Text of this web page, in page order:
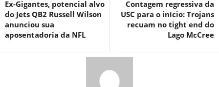
Ex-Gigantes, potencial alvo
do Jets QB2 Russell Wilson
anunciou sua
aposentadoria da NFL
Contagem regressiva da
USC para o início: Trojans
recuam no tight end do
Lago McCree